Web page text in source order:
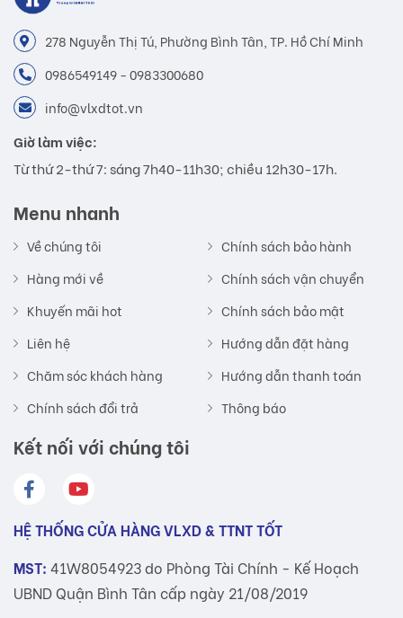
278 Nguyễn Thị Tú, Phường Bình Tân, TP. Hồ Chí Minh
0986549149 - 0983300680
info@vlxdtot.vn
Giờ làm việc:
Từ thứ 2-thứ 7: sáng 7h40-11h30; chiều 12h30-17h.
Menu nhanh
Về chúng tôi
Hàng mới về
Khuyến mãi hot
Liên hệ
Chăm sóc khách hàng
Chính sách đổi trả
Chính sách bảo hành
Chính sách vận chuyển
Chính sách bảo mật
Hướng dẫn đặt hàng
Hướng dẫn thanh toán
Thông báo
Kết nối với chúng tôi
HỆ THỐNG CỬA HÀNG VLXD & TTNT TỐT
MST: 41W8054923 do Phòng Tài Chính - Kế Hoạch
UBND Quận Bình Tân cấp ngày 21/08/2019